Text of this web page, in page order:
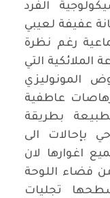
الفرد
عفيفة لعيبي
رغم نظرة
الملائكية التي
المونوليزي
عاطفية
بطريقة
بإحالات الى
اغوارها لان
فضاء اللوحة
تجليات